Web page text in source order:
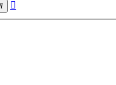
Suche